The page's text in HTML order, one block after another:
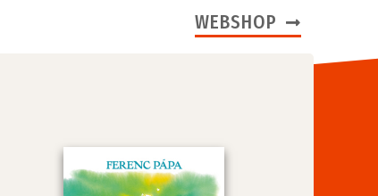
WEBSHOP